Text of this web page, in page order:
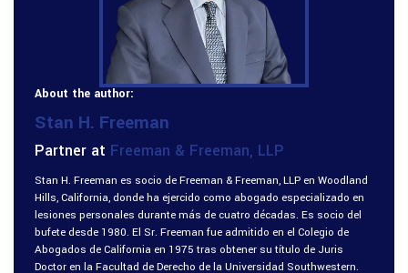
About the author:
Stan H. Freeman
Partner at Freeman & Freeman, LLP
Stan H. Freeman es socio de Freeman & Freeman, LLP en Woodland
Hills, California, donde ha ejercido como abogado especializado en
lesiones personales durante más de cuatro décadas. Es socio del
bufete desde 1980. El Sr. Freeman fue admitido en el Colegio de
Abogados de California en 1975 tras obtener su título de Juris
Doctor en la Facultad de Derecho de la Universidad Southwestern.